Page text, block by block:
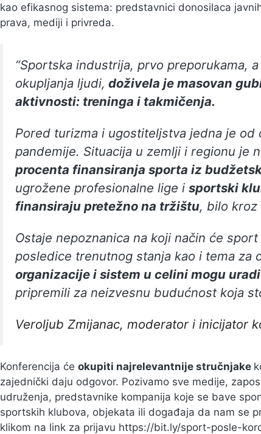
kao efikasnog sistema: predstavnici donosilaca
prava, mediji i privreda.
“Sportska industrija, prvo preporukama,
okupljanja ljudi, doživela je masovan
aktivnosti: treninga i takmičenja.
Pored turizma i ugostiteljstva jedna je
pandemije. Situacija u zemlji i regionu je
procenta finansiranja sporta iz
ugrožene profesionalne lige i sportski
finansiraju pretežno na tržištu, bilo kroz
Ostaje nepoznanica na koji način će
posledice trenutnog stanja kao i tema za
organizacije i sistem u celini mogu
pripremili za neizvesnu budućnost koja
Veroljub Zmijanac, moderator i inicijator
Konferencija će okupiti najrelevantnije stručnjake
zajednički daju odgovor. Pozivamo sve medije,
udruženja, predstavnike kompanija koje se bave
sportskih klubova, objekata ili događaja da nam se
klikom na link za prijavu https://bit.ly/sport-posle-